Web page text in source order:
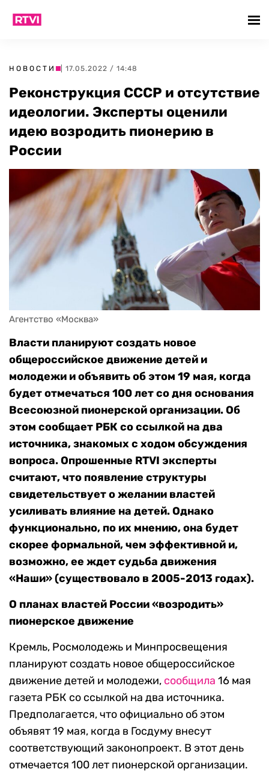
НОВОСТИ | 17.05.2022 / 14:48
Реконструкция СССР и отсутствие
идеологии. Эксперты оценили
идею возродить пионерию в
России
Агентство «Москва»
Власти планируют создать новое
общероссийское движение детей и
молодежи и объявить об этом 19 мая, когда
будет отмечаться 100 лет со дня основания
Всесоюзной пионерской организации. Об
этом сообщает РБК со ссылкой на два
источника, знакомых с ходом обсуждения
вопроса. Опрошенные RTVI эксперты
считают, что появление структуры
свидетельствует о желании властей
усиливать влияние на детей. Однако
функционально, по их мнению, она будет
скорее формальной, чем эффективной и,
возможно, ее ждет судьба движения
«Наши» (существовало в 2005-2013 годах).
О планах властей России «возродить»
пионерское движение
Кремль, Росмолодежь и Минпросвещения
планируют создать новое общероссийское
движение детей и молодежи, сообщила 16 мая
газета РБК со ссылкой на два источника.
Предполагается, что официально об этом
объявят 19 мая, когда в Госдуму внесут
соответствующий законопроект. В этот день
отмечается 100 лет пионерской организации.